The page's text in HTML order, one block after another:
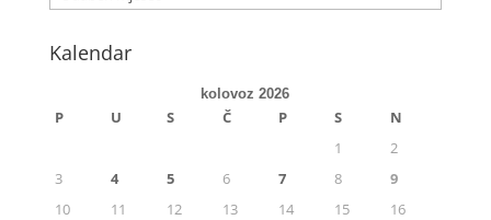
Kalendar
kolovoz 2026
P U S Č P S
N
1
2
3
4 5 6 7 8
9
10
11 12 13 14 15
16